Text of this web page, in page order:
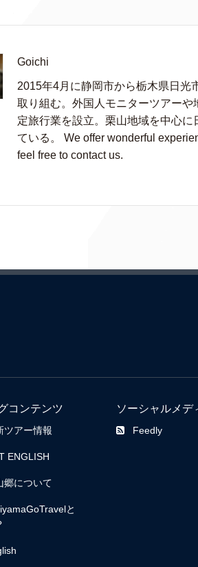
Goichi
2015年4月に静岡市から栃木県日光
取り組む。外国人モニターツアー
定旅行業を設立。栗山地域を中心
ている。 We offer wonderful
feel free to contact us.
コンテンツ
ツアー情報
ENGLISH
郷について
と
ソーシャルメデ
Feedly